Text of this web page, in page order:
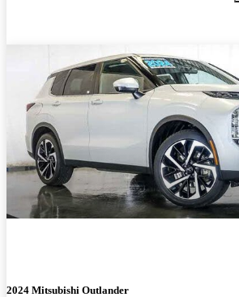
2024 Mitsubishi Outlander